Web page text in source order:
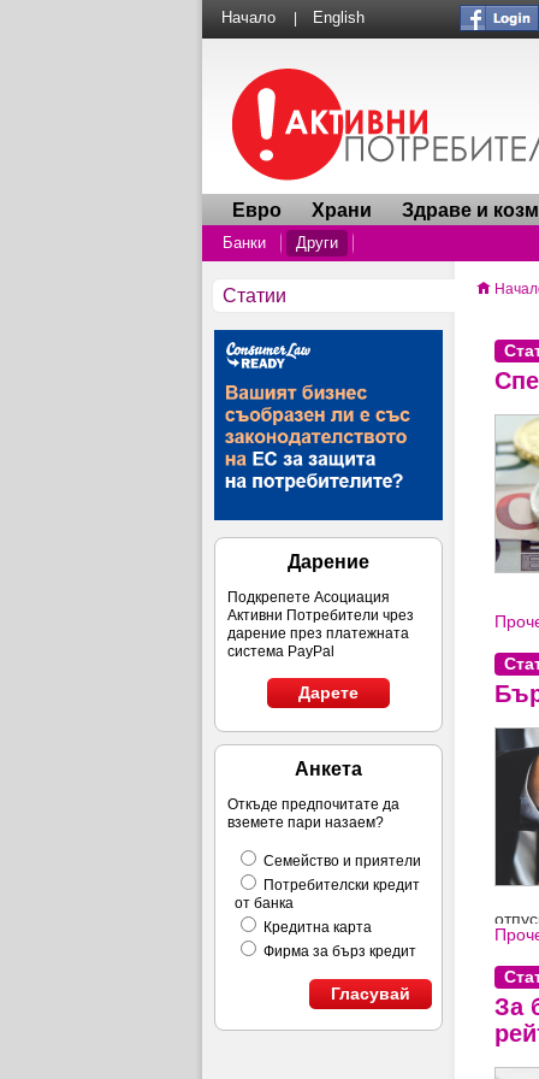
Начало English
Евро Храни Здраве и
Банки Други
Статии
Дарение
Подкрепете Асоциация
Активни Потребители чрез
дарение през платежната
система PayPal
Дарете
Анкета
Откъде предпочитате да
вземете пари назаем?
Семейство и приятели
Потребителски кредит
от банка
Кредитна карта
Фирма за бърз кредит
Гласувай
За